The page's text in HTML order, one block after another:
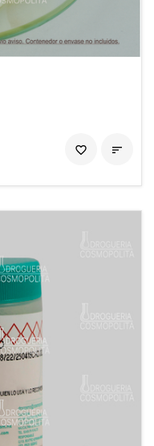

favorite_border